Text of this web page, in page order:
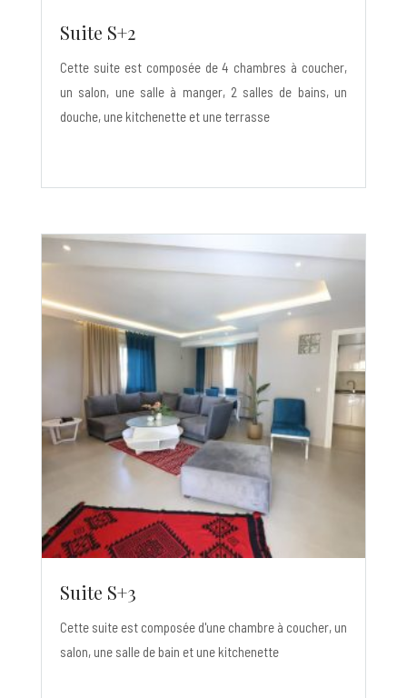
Suite S+2
Cette suite est composée de 4 chambres à coucher,
un salon, une salle à manger, 2 salles de bains, un
douche, une kitchenette et une terrasse
Suite S+3
Cette suite est composée d'une chambre à coucher, un
salon, une salle de bain et une kitchenette